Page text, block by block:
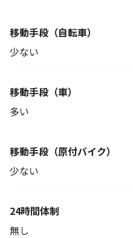
移動手段 （自転車）
少ない
移動手段（車）
多い
移動手段 （原付バイク）
少ない
24時間体制
無し